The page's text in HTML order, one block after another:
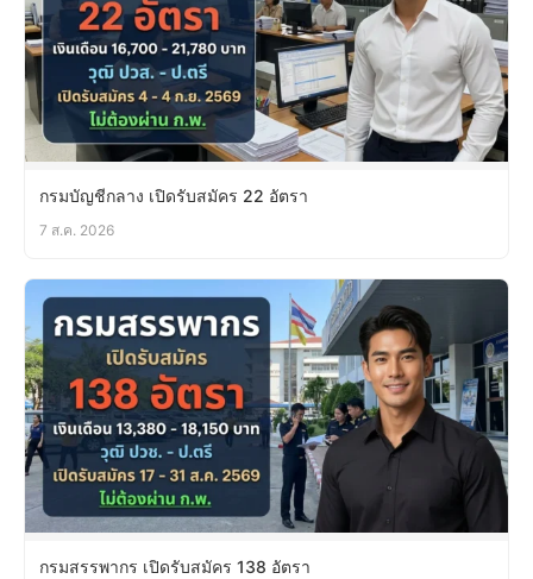
กรมบัญชีกลาง เปิดรับสมัคร 22 อัตรา
7 ส.ค. 2026
กรมสรรพากร เปิดรับสมัคร 138 อัตรา